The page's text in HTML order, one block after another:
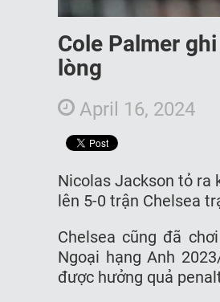
Cole Palmer
lòng
April 16, 2024
Nicolas Jackson tỏ ra
lên 5-0 trận Chelsea
Chelsea cũng đã
Ngoại hạng Anh
được hưởng quả